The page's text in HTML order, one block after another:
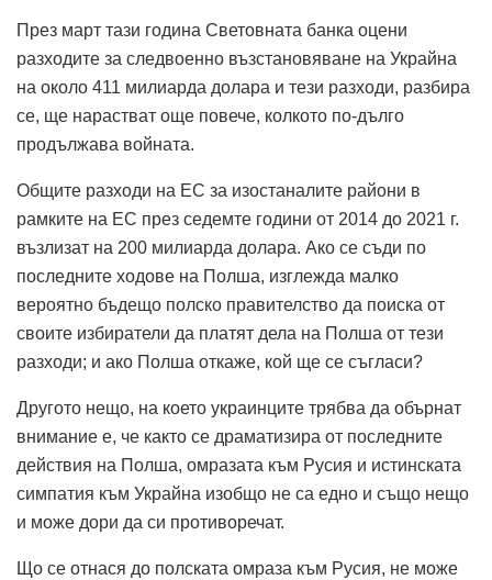
През март тази година Световната банка оцени
разходите за следвоенно възстановяване на Украйна
на около 411 милиарда долара и тези разходи, разбира
се, ще нарастват още повече, колкото по-дълго
продължава войната.
Общите разходи на ЕС за изостаналите райони в
рамките на ЕС през седемте години от 2014 до 2021 г.
възлизат на 200 милиарда долара. Ако се съди по
последните ходове на Полша, изглежда малко
вероятно бъдещо полско правителство да поиска от
своите избиратели да платят дела на Полша от тези
разходи; и ако Полша откаже, кой ще се съгласи?
Другото нещо, на което украинците трябва да обърнат
внимание е, че както се драматизира от последните
действия на Полша, омразата към Русия и истинската
симпатия към Украйна изобщо не са едно и също нещо
и може дори да си противоречат.
Що се отнася до полската омраза към Русия, не може